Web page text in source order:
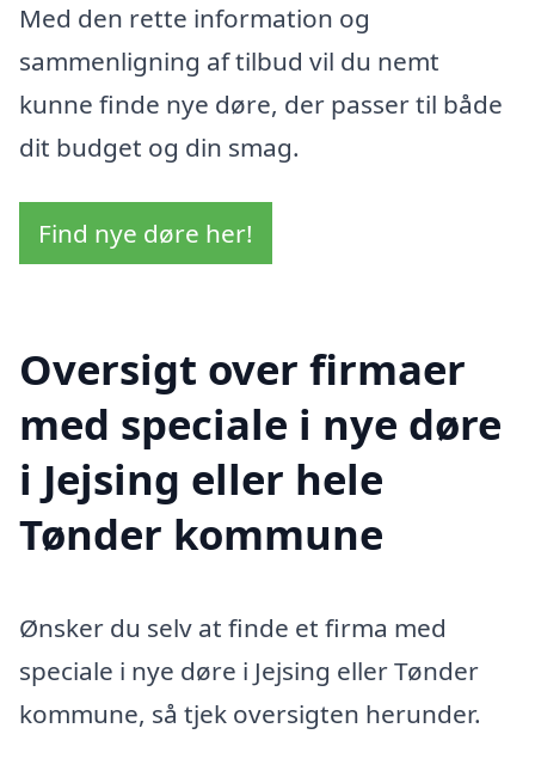
Med den rette information og
sammenligning af tilbud vil du nemt
kunne finde nye døre, der passer til både
dit budget og din smag.
Find nye døre her!
Oversigt over firmaer
med speciale i nye døre
i Jejsing eller hele
Tønder kommune
Ønsker du selv at finde et firma med
speciale i nye døre i Jejsing eller Tønder
kommune, så tjek oversigten herunder.